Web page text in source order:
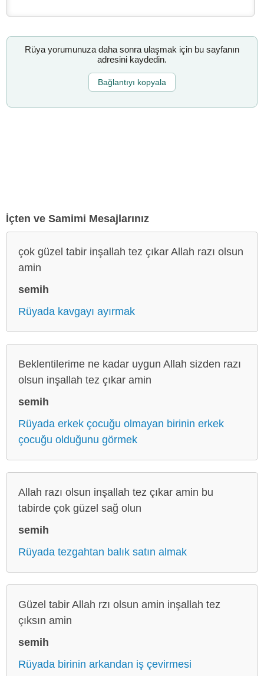
Rüya yorumunuza daha sonra ulaşmak için bu sayfanın
adresini kaydedin.
Bağlantıyı kopyala
İçten ve Samimi Mesajlarınız
çok güzel tabir inşallah tez çıkar Allah razı olsun
amin
semih
Rüyada kavgayı ayırmak
Beklentilerime ne kadar uygun Allah sizden razı
olsun inşallah tez çıkar amin
semih
Rüyada erkek çocuğu olmayan birinin erkek
çocuğu olduğunu görmek
Allah razı olsun inşallah tez çıkar amin bu
tabirde çok güzel sağ olun
semih
Rüyada tezgahtan balık satın almak
Güzel tabir Allah rzı olsun amin inşallah tez
çıksın amin
semih
Rüyada birinin arkandan iş çevirmesi